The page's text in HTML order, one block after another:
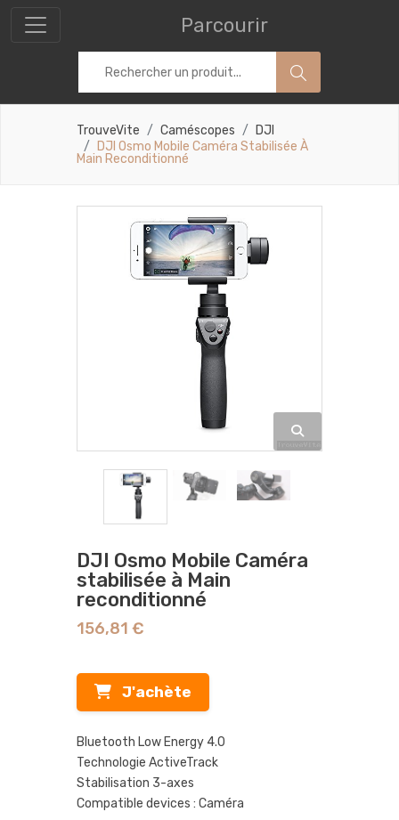
Parcourir
TrouveVite Caméscopes
DJI
DJI Osmo Mobile Caméra Stabilisée À
Main Reconditionné
DJI Osmo Mobile Caméra
stabilisée à Main
reconditionné
156,81 €
J'achète
Bluetooth Low Energy 4.0
Technologie ActiveTrack
Stabilisation 3-axes
Compatible devices : Caméra